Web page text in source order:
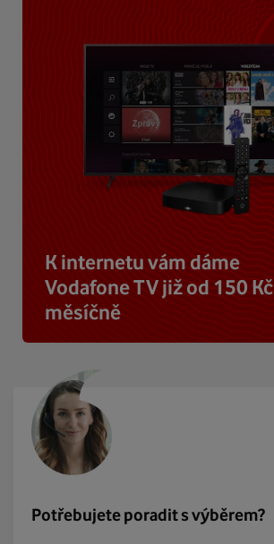
K internetu vám dáme
Vodafone TV již od 150 Kč
měsíčně
Potřebujete poradit s výběrem?